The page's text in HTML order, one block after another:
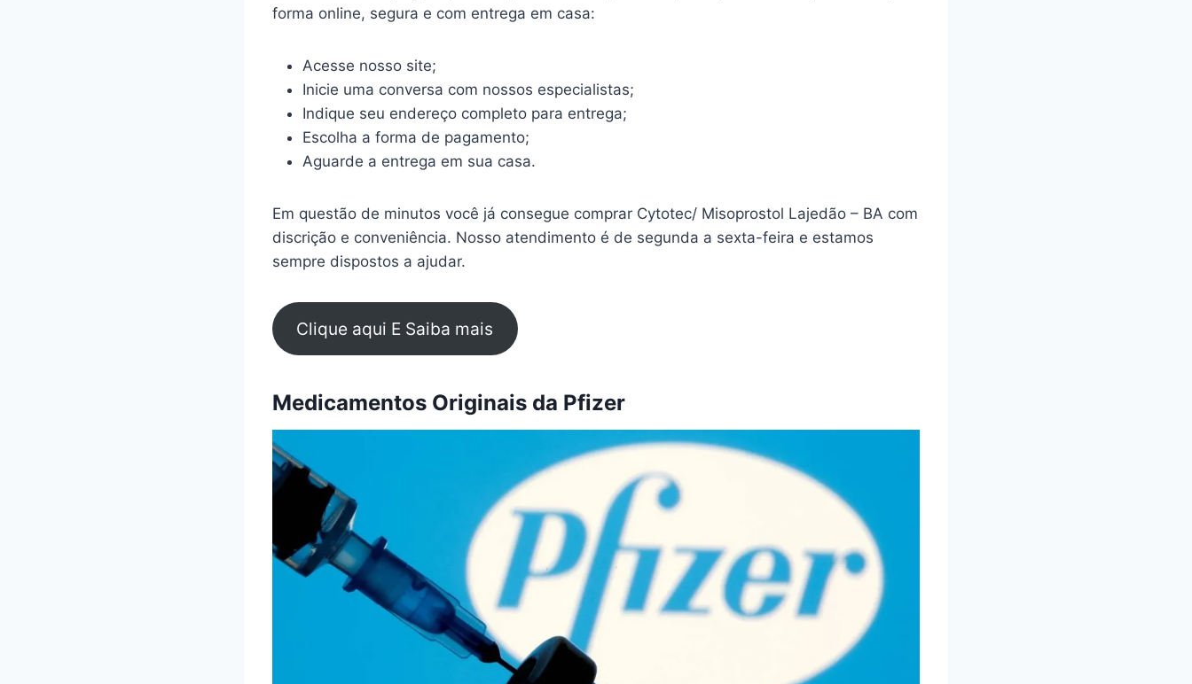
forma online, segura e com entrega em casa:
Acesse nosso site;
Inicie uma conversa com nossos especialistas;
Indique seu endereço completo para entrega;
Escolha a forma de pagamento;
Aguarde a entrega em sua casa.
Em questão de minutos você já consegue comprar Cytotec/ Misoprostol Lajedão – BA com
discrição e conveniência. Nosso atendimento é de segunda a sexta-feira e estamos
sempre dispostos a ajudar.
Clique aqui E Saiba mais
Medicamentos Originais da Pfizer